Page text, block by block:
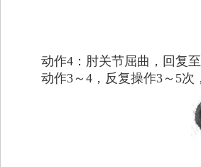
动作4：肘关节屈曲，回复
动作3～4，反复操作3～5